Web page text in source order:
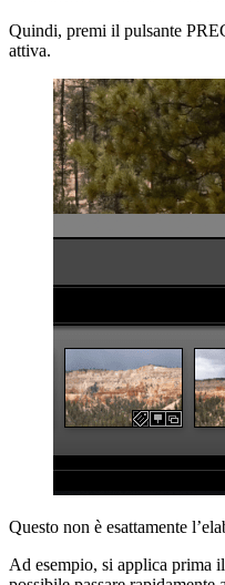
Quindi, premi il pulsante
attiva.
Questo non è esattamente
Ad esempio, si applica prima